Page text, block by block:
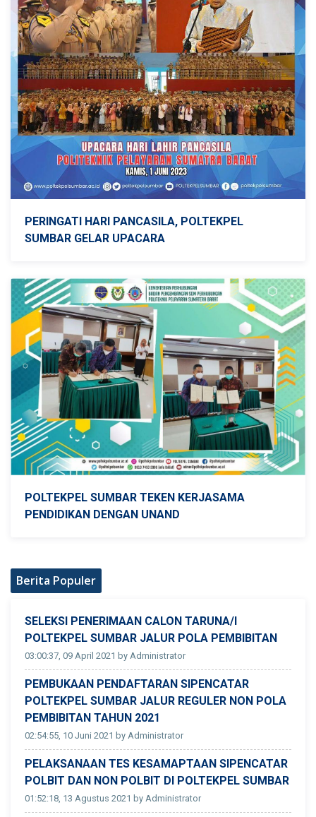
PERINGATI HARI PANCASILA, POLTEKPEL
SUMBAR GELAR UPACARA
POLTEKPEL SUMBAR TEKEN KERJASAMA
PENDIDIKAN DENGAN UNAND
Berita Populer
SELEKSI PENERIMAAN CALON TARUNA/I
POLTEKPEL SUMBAR JALUR POLA PEMBIBITAN
03:00:37, 09 April 2021 by Administrator
PEMBUKAAN PENDAFTARAN SIPENCATAR
POLTEKPEL SUMBAR JALUR REGULER NON POLA
PEMBIBITAN TAHUN 2021
02:54:55, 10 Juni 2021 by Administrator
PELAKSANAAN TES KESAMAPTAAN SIPENCATAR
POLBIT DAN NON POLBIT DI POLTEKPEL SUMBAR
01:52:18, 13 Agustus 2021 by Administrator